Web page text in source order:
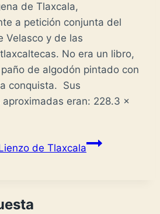
de Tlaxcala,
a petición conjunta del
Velasco y de las
No era un libro,
de algodón pintado con
conquista. Sus
aproximadas eran: 228.3 x
de Tlaxcala